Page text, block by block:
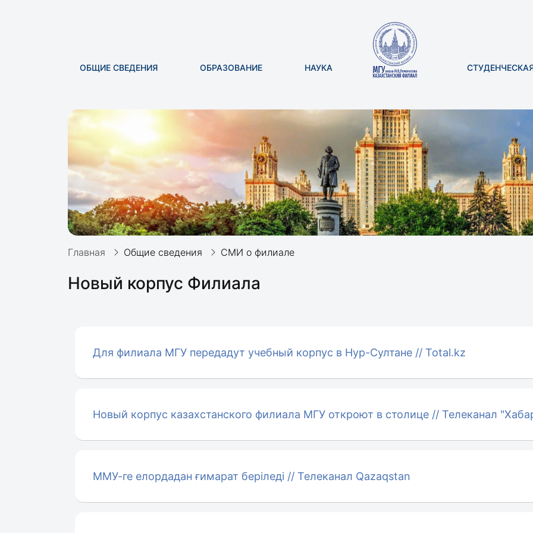
ОБЩИЕ СВЕДЕНИЯ ОБРАЗОВАНИЕ НАУКА
Главная Общие сведения СМИ о филиале
Новый корпус Филиала
Для филиала МГУ передадут учебный корпус в Нур-Султане // Total.kz
Новый корпус казахстанского филиала МГУ откроют в столице // Телеканал
ММУ-ге елордадан ғимарат беріледі // Телеканал Qazaqstan